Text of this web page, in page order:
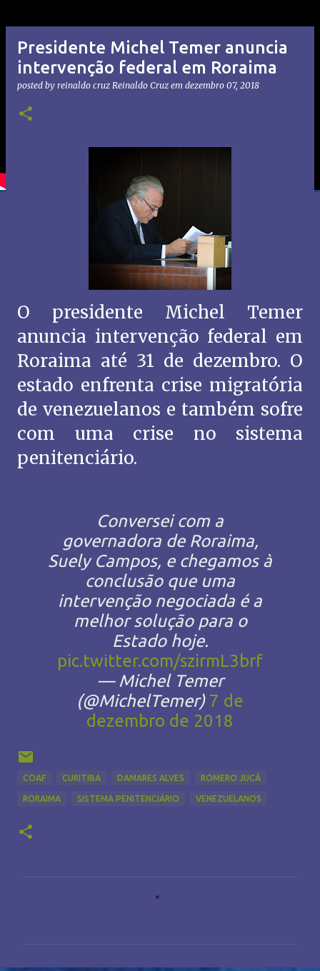
Presidente Michel Temer anuncia
intervenção federal em Roraima
posted by reinaldo cruz Reinaldo Cruz em dezembro 07, 2018
O presidente Michel Temer
anuncia intervenção federal em
Roraima até 31 de dezembro. O
estado enfrenta crise migratória
de venezuelanos e também sofre
com uma crise no sistema
penitenciário.
Conversei com a
governadora de Roraima,
Suely Campos, e chegamos à
conclusão que uma
intervenção negociada é a
melhor solução para o
Estado hoje.
pic.twitter.com/szirmL3brf
— Michel Temer
(@MichelTemer) 7 de
dezembro de 2018
COAF CURITIBA DAMARES ALVES ROMERO JUCÁ
RORAIMA SISTEMA PENITENCIÁRIO VENEZUELANOS